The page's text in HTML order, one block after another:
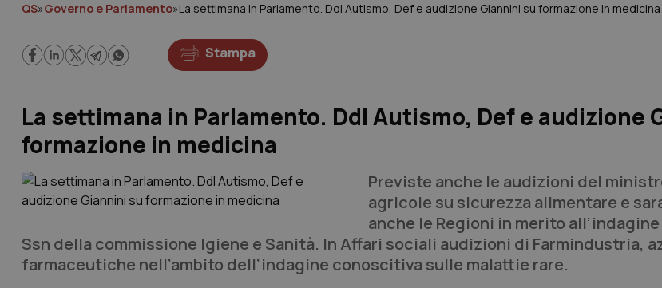
QS»Governo e Parlamento»La settimana in Parlamento. Ddl Autismo, Def e audizione Giannini su formazione in medicina
Stampa
La settimana in Parlamento. Ddl Autismo, Def e audizione
formazione in medicina
Previste anche le audizioni del
agricole su sicurezza alimentare e
anche le Regioni in merito
Ssn della commissione Igiene e Sanità. In Affari sociali audizioni di Farmindustria,
farmaceutiche nell’ambito dell’indagine conoscitiva sulle malattie rare.